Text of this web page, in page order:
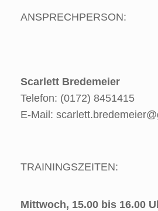
ANSPRECHPERSON:
Scarlett Bredemeier
Telefon: (0172) 8451415
E-Mail:
TRAININGSZEITEN:
Mittwoch, 15.00 bis 16.00